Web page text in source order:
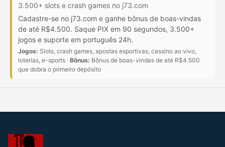
3.500+ slots e crash games no j73.com
Cadastre-se no j73.com e ganhe bônus de boas-vindas
de até R$4.500. Saque PIX em 90 segundos, 3.500+
jogos e suporte em português 24h.
Jogos: Slots, crash games, apostas esportivas, cassino ao vivo,
loterias, e-sports · Bônus: Bônus de boas-vindas de até R$4.500
que dobra o primeiro depósito